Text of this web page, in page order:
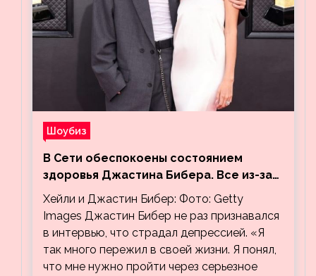
Шоубиз
В Сети обеспокоены состоянием
здоровья Джастина Бибера. Все из-за
видео, на котором его успокаивает
Хейли
Хейли и Джастин Бибер: Фото: Getty
Images Джастин Бибер не раз признавался
в интервью, что страдал депрессией. «Я
так много пережил в своей жизни. Я понял,
что мне нужно пройти через серьезное